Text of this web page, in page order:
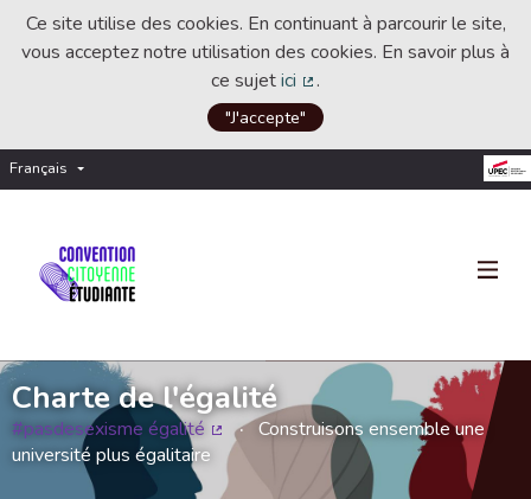
Ce site utilise des cookies. En continuant à parcourir le site,
vous acceptez notre utilisation des cookies. En savoir plus à
ce sujetici
(Lien externe)
.
"J'accepte"
Français Choisir la langue
Charte de l'égalité
#pasdesexisme égalité
(Lien externe)
Construisons ensemble une
université plus égalitaire